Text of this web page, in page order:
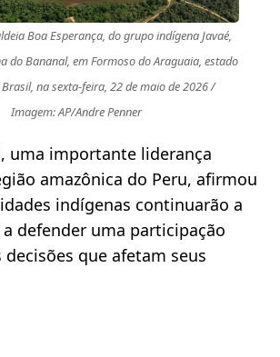
Boa Esperança, do grupo indígena Javaé,
do Bananal, em Formoso do Araguaia, estado
na sexta-feira, 22 de maio de 2026 /
Imagem: AP/Andre Penner
uma importante liderança
amazônica do Peru, afirmou
indígenas continuarão a
defender uma participação
que afetam seus